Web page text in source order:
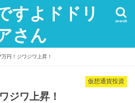
すよドドリ
さん
search
円！ジワジワ上昇！
仮想通貨投資
ジワ上昇！